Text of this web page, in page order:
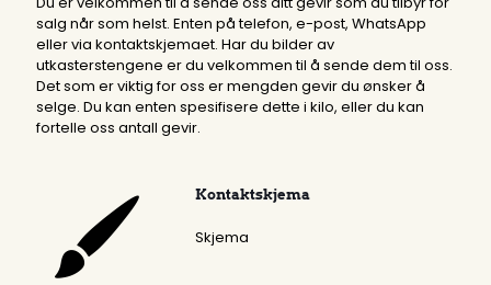
salg når som helst. Enten på telefon, e-post, WhatsApp
eller via kontaktskjemaet. Har du bilder av
utkasterstengene er du velkommen til å sende dem til oss.
Det som er viktig for oss er mengden gevir du ønsker å
selge. Du kan enten spesifisere dette i kilo, eller du kan
fortelle oss antall gevir.
Kontaktskjema
Skjema